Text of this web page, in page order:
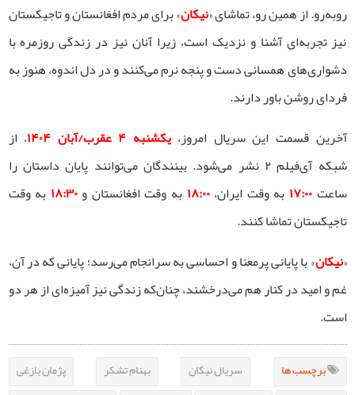
روبه‌رو. از همین رو، تماشای «نیکان» برای مردم افغانستان و تاجیکستان
نیز تجربه‌ای آشنا و نزدیک است، زیرا آنان نیز در زندگی روزمره با
دشواری‌های همسانی دست و پنجه نرم می‌کنند و در دل اندوه، هنوز به
فردای روشن باور دارند.
آخرین قسمت این سریال امروز،یکشنبه ۴ عقرب/آبان ۱۴۰۴
، از
شبکه آی‌فیلم ۲ نشر می‌شود. بینندگان می‌توانند پایان داستان را
ساعت۱۷:۰۰ به وقت ایران،۱۸:۰۰ به وقت افغانستان و۱۸:۳۰ به وقت
تاجیکستان تماشا کنند.
«نیکان» با پایانی پرمعنا و احساسی به سرانجام می‌رسد؛ پایانی که در آن،
غم و امید در کنار هم می‌درخشند، چنان‌که زندگی نیز آمیزه‌ای از هر دو
است.
برچسب ها سریال نیکان بهنام تشکر
پژمان بازغی